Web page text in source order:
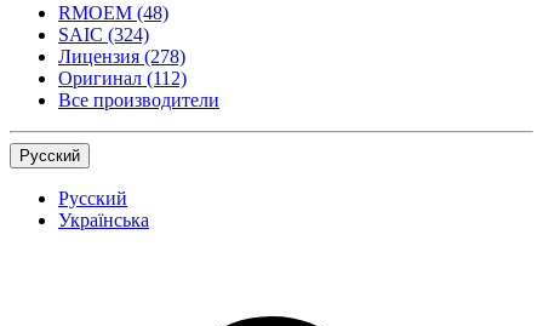
RMOEM (48)
SAIC (324)
Лицензия (278)
Оригинал (112)
Все производители
Русский
Русский
Українська